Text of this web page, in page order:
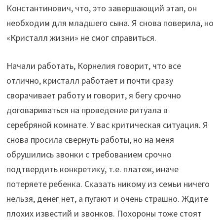
Константинович, что, это завершающий этап, он
необходим для младшего сына. Я снова поверила, но
«Кристалл жизни» не смог справиться.
Начали работать, Корнелия говорит, что все
отлично, кристалл работает и почти сразу
сворачивает работу и говорит, я бегу срочно
договариваться на проведение ритуала в
серебряной комнате. У вас критическая ситуация. Я
снова просила свернуть работы, но на меня
обрушились звонки с требованием срочно
подтвердить конкретику, т.е. платеж, иначе
потеряете ребенка. Сказать никому из семьи ничего
нельзя, денег нет, а пугают и очень страшно. Ждите
плохих известий и звонков. Похороны тоже стоят